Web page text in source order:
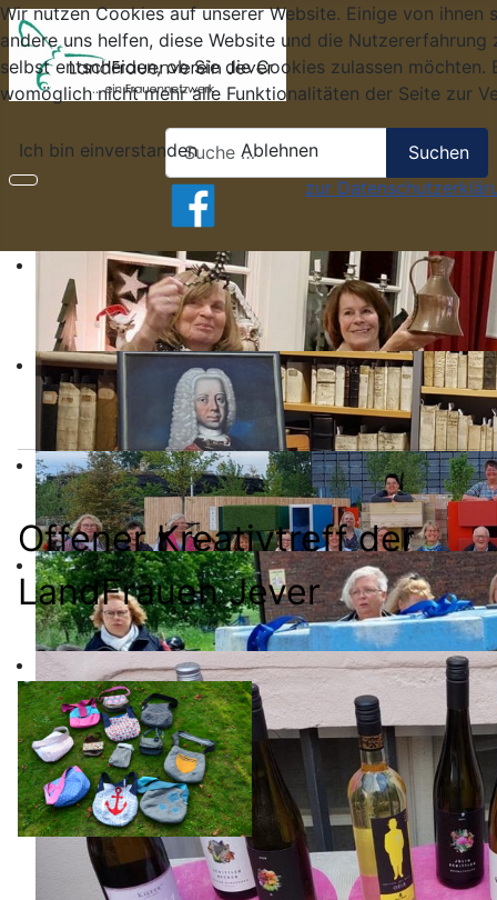
Suchen
Suchen
Offener Kreativtreff der
LandFrauen Jever
Wir nutzen Cookies auf unserer Website. Einige von
andere uns helfen, diese Website und die
selbst entscheiden, ob Sie die Cookies zulassen
womöglich nicht mehr alle Funktionalitäten der Seite zur
Ich bin einverstanden
Ablehnen
zur